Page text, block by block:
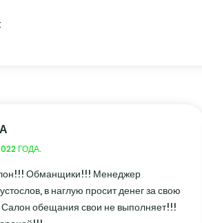
ГОДА.
Обманщики!!! Менеджер
в наглую просит денег за свою
обещания свои не выполняет!!!